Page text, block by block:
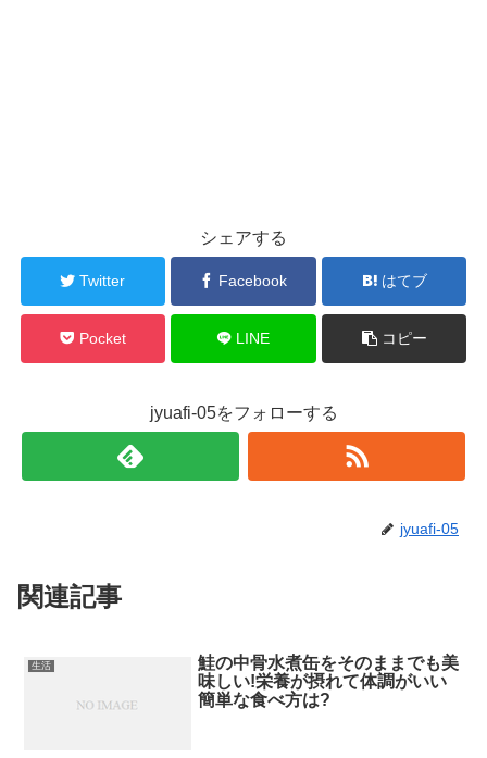
シェアする
Twitter Facebook はてブ
Pocket LINE コピー
jyuafi-05をフォローする
jyuafi-05
関連記事
生活
鮭の中骨水煮缶をそのままでも美
味しい!栄養が摂れて体調がいい
簡単な食べ方は?